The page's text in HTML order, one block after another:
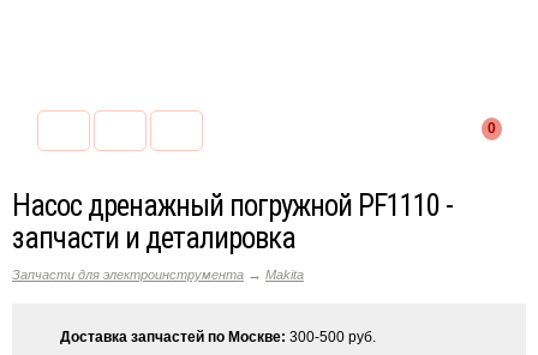
0
Насос дренажный погружной PF1110 -
запчасти и деталировка
Запчасти для электроинструмента → Makita
Доставка запчастей по Москве: 300-500 руб.